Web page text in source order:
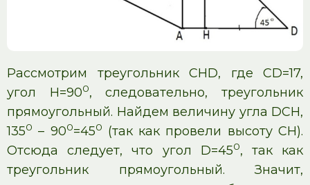
Рассмотрим треугольник CНD, где CD=17,
угол Н=900, следовательно, треугольник
прямоугольный. Найдем величину угла DCН,
1350 – 900=450
(так как провели высоту CН).
Отсюда следует, что угол D=450, так как
треугольник прямоугольный. Значит,